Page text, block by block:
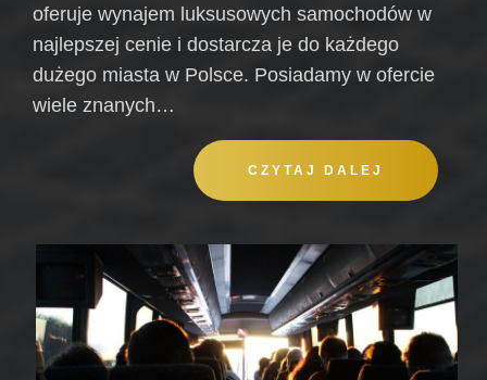
oferuje wynajem luksusowych samochodów w
najlepszej cenie i dostarcza je do każdego
dużego miasta w Polsce. Posiadamy w ofercie
wiele znanych…
CZYTAJ DALEJ